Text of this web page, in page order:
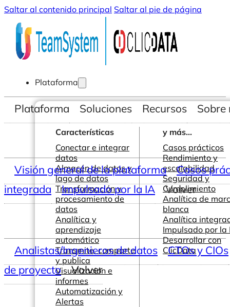
Saltar al contenido principal Saltar al pie de página
Plataforma
Características
Conectar e integrar
datos
Almacén de datos y
lago de datos
Transformación y
procesamiento de
datos
Analítica y
aprendizaje
automático
Transmite, comparte
y publica
Visualización e
informes
Automatización y
Alertas
y más...
Casos prácticos
Rendimiento y
escalabilidad
Seguridad y
Cumplimiento
Analítica de
blanca
Analítica
Impulsado por la
Desarrollar con
ClicData
Plataforma Soluciones Recursos Sobre
Visión general de la plataforma
Casos
integrada
Impulsado por la IA Volver
Analistas/Ingenieros de datos
CTOs y CIOs
de proyecto
Volver